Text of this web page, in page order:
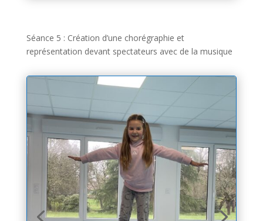
Séance 5 : Création d’une chorégraphie et
représentation devant spectateurs avec de la musique